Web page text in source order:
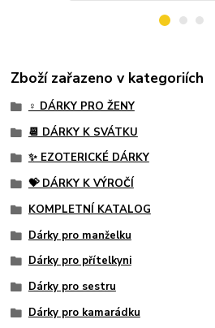
Zboží zařazeno v kategoriích
♀️ DÁRKY PRO ŽENY
📆 DÁRKY K SVÁTKU
✨ EZOTERICKÉ DÁRKY
💝 DÁRKY K VÝROČÍ
KOMPLETNÍ KATALOG
Dárky pro manželku
Dárky pro přítelkyni
Dárky pro sestru
Dárky pro kamarádku